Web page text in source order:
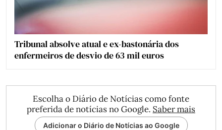
Tribunal absolve atual e ex-bastonária dos
enfermeiros de desvio de 63 mil euros
Escolha o Diário de Notícias como fonte
preferida de notícias no Google. Saber mais
Adicionar o Diário de Notícias ao Google